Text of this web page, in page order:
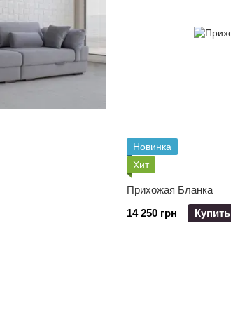
Новинка
Хит
Прихожая Бланка
14 250 грн
Купить